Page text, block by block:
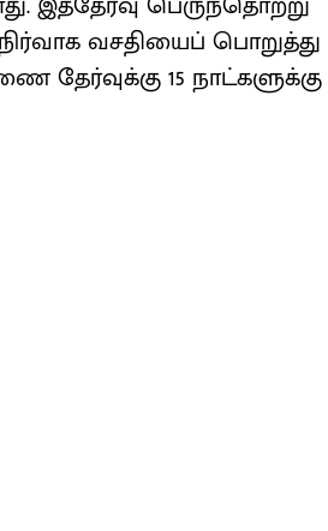
வசதியைப் பொறுத்து
தேர்வுக்கு 15 நாட்களுக்கு